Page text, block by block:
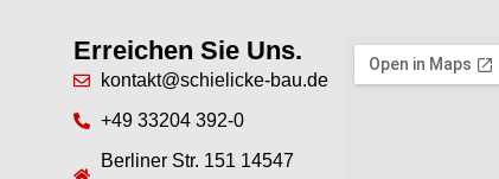
Erreichen Sie Uns.
kontakt@schielicke-bau.de
+49 33204 392-0
Berliner Str. 151 14547